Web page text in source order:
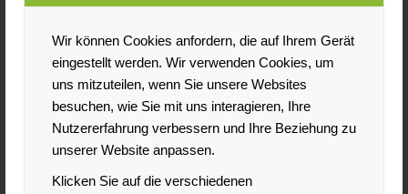
Wir können Cookies anfordern, die auf Ihrem Gerät
eingestellt werden. Wir verwenden Cookies, um
uns mitzuteilen, wenn Sie unsere Websites
besuchen, wie Sie mit uns interagieren, Ihre
Nutzererfahrung verbessern und Ihre Beziehung zu
unserer Website anpassen.
Klicken Sie auf die verschiedenen
bisherigen Berufserfahrung noch nicht viel Platz einnimmt.
Ein Beispiel hierfür: Bewerbern Sie sich für eine Stelle als
dieses Hobby Ihre Passion für Ihren Job und ist damit eine
entscheidende Information im Lebenslauf. Ein weiterer
Vorteil: Wenn Sie im Lebenslauf ein spannendes Hobby
angeben, wird dieses von Personalverantwortlichen oft als